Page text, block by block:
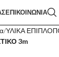
ΕΠΙΚΟΙΝΩΝΙΑ
ΥΛΙΚΑ
3m